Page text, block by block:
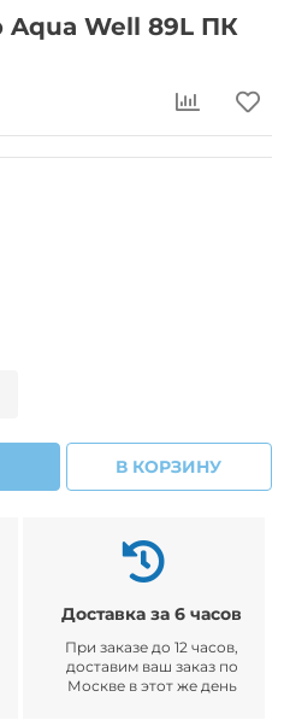
Aqua Well 89L ПК
В КОРЗИНУ
Доставка за 6 часов
При заказе до 12 часов,
доставим ваш заказ по
Москве в этот же день